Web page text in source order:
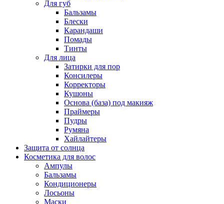
Для губ
Бальзамы
Блески
Карандаши
Помады
Тинты
Для лица
Затирки для пор
Консилеры
Корректоры
Кушоны
Основа (база) под макияж
Праймеры
Пудры
Румяна
Хайлайтеры
Защита от солнца
Косметика для волос
Ампулы
Бальзамы
Кондиционеры
Лосьоны
Маски